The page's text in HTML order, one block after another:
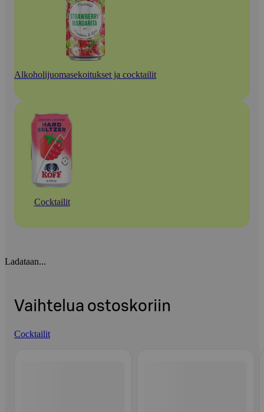
Alkoholijuomasekoitukset ja cocktailit
Cocktailit
Ladataan...
Vaihtelua ostoskoriin
Cocktailit